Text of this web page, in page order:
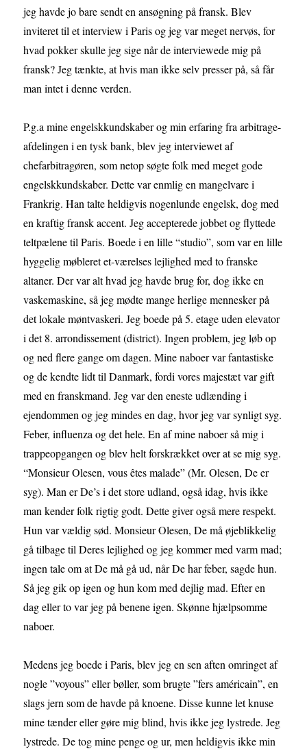
jeg havde jo bare sendt en ansøgning på fransk. Blev
inviteret til et interview i Paris og jeg var meget nervøs, for
hvad pokker skulle jeg sige når de interviewede mig på
fransk? Jeg tænkte, at hvis man ikke selv presser på, så får
man intet i denne verden.
P.g.a mine engelskkundskaber og min erfaring fra arbitrage-
afdelingen i en tysk bank, blev jeg interviewet af
chefarbitragøren, som netop søgte folk med meget gode
engelskkundskaber. Dette var enmlig en mangelvare i
Frankrig. Han talte heldigvis nogenlunde engelsk, dog med
en kraftig fransk accent. Jeg accepterede jobbet og flyttede
teltpælene til Paris. Boede i en lille “studio”, som var en lille
hyggelig møbleret et-værelses lejlighed med to franske
altaner. Der var alt hvad jeg havde brug for, dog ikke en
vaskemaskine, så jeg mødte mange herlige mennesker på
det lokale møntvaskeri. Jeg boede på 5. etage uden elevator
i det 8. arrondissement (district). Ingen problem, jeg løb op
og ned flere gange om dagen. Mine naboer var fantastiske
og de kendte lidt til Danmark, fordi vores majestæt var gift
med en franskmand. Jeg var den eneste udlænding i
ejendommen og jeg mindes en dag, hvor jeg var synligt syg.
Feber, influenza og det hele. En af mine naboer så mig i
trappeopgangen og blev helt forskrækket over at se mig syg.
“Monsieur Olesen, vous êtes malade” (Mr. Olesen, De er
syg). Man er De’s i det store udland, også idag, hvis ikke
man kender folk rigtig godt. Dette giver også mere respekt.
Hun var vældig sød. Monsieur Olesen, De må øjeblikkelig
gå tilbage til Deres lejlighed og jeg kommer med varm mad;
ingen tale om at De må gå ud, når De har feber, sagde hun.
Så jeg gik op igen og hun kom med dejlig mad. Efter en
dag eller to var jeg på benene igen. Skønne hjælpsomme
naboer.
Medens jeg boede i Paris, blev jeg en sen aften omringet af
nogle ”voyous” eller bøller, som brugte ”fers américain”, en
slags jern som de havde på knoene. Disse kunne let knuse
mine tænder eller gøre mig blind, hvis ikke jeg lystrede. Jeg
lystrede. De tog mine penge og ur, men heldigvis ikke min